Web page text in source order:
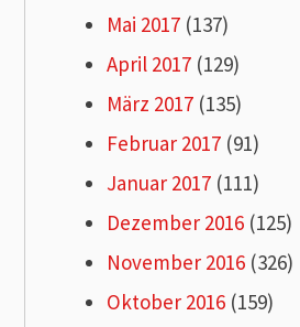
Mai 2017 (137)
April 2017 (129)
März 2017 (135)
Februar 2017 (91)
Januar 2017 (111)
Dezember 2016 (125)
November 2016 (326)
Oktober 2016 (159)